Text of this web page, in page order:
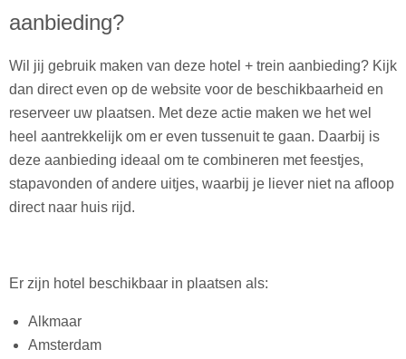
aanbieding?
Wil jij gebruik maken van deze hotel + trein aanbieding? Kijk
dan direct even op de website voor de beschikbaarheid en
reserveer uw plaatsen. Met deze actie maken we het wel
heel aantrekkelijk om er even tussenuit te gaan. Daarbij is
deze aanbieding ideaal om te combineren met feestjes,
stapavonden of andere uitjes, waarbij je liever niet na afloop
direct naar huis rijd.
Er zijn hotel beschikbaar in plaatsen als:
Alkmaar
Amsterdam